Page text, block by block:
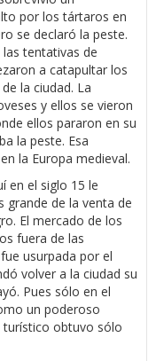
por los tártaros en
se declaró la peste.
tentativas de
a catapultar los
la ciudad. La
y ellos se vieron
ellos pararon en su
la peste. Esa
la Europa medieval.
en el siglo 15 le
grande de la venta de
El mercado de los
fuera de las
usurpada por el
volver a la ciudad su
Pues sólo en el
un poderoso
obtuvo sólo